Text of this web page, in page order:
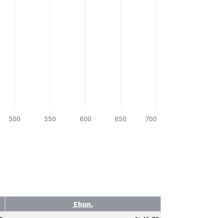
500 550 600 650 700
Ehun.